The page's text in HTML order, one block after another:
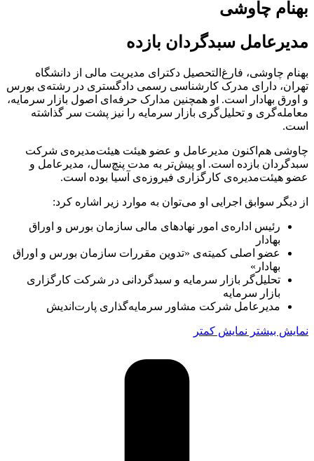
بهنام چاوشی
مدیرعامل سبدگردان بازده
بهنام چاوشی، فارغ‌التحصیل دکترای مدیریت مالی از دانشگاه
تهران، دارای مدرک کارشناسی رسمی دادگستری در رشته‌ی بورس
و اورق بهادار است. او همچنین مدارک حرفه‌ای اصول بازار سرمایه،
معامله‌گری و تحلیل‌گری بازار سرمایه را نیز پشت سر گذاشته
است.
چاوشی هم‌اکنون مدیرعامل و عضو هیئت هیئت‌مدیره‌ی شرکت
سبدگردان بازده است. او پیش‌تر به مدت پنچ‌سال، مدیرعامل و
عضو هیئت‌مدیره‌ی کارگزاری فیروزه‌ی آسیا بوده است.
از دیگر سوابق اجرایی او می‌توان به موارد زیر اشاره کرد:
رئیس اداره‌ی امور نهادهای مالی سازمان بورس و اوراق
بهادار
عضو اصلی کمیته‌ی «تدوین مقررات سازمان بورس و اوراق
بهادار»
تحلیل‌گر بازار سرمایه و سبدگردانی در شرکت کارگزاری
بازار سرمایه
مدیرعامل شرکت مشاور سرمایه‌گذاری پارت‌اندیش
نمایش بیشتر نمایش کمتر